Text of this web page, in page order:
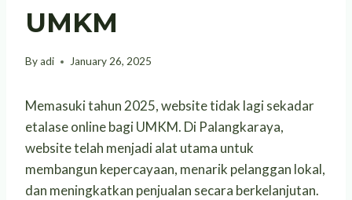
UMKM
Byadi January 26, 2025
Memasuki tahun 2025, website tidak lagi sekadar
etalase online bagi UMKM. Di Palangkaraya,
website telah menjadi alat utama untuk
membangun kepercayaan, menarik pelanggan lokal,
dan meningkatkan penjualan secara berkelanjutan.